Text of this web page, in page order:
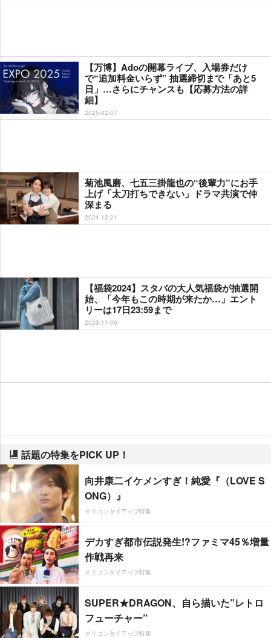
【万博】Adoの開幕ライブ、入場券だけ
で“追加料金いらず” 抽選締切まで「あと5
日」…さらにチャンスも【応募方法の詳
細】
2025-02-07
菊池風磨、七五三掛龍也の“後輩力”にお手
上げ「太刀打ちできない」ドラマ共演で仲
深まる
2024-12-21
【福袋2024】スタバの大人気福袋が抽選開
始、「今年もこの時期が来たか…」エント
リーは17日23:59まで
2023-11-06
話題の特集をPICK UP！
向井康二イケメンすぎ！純愛『（LOVE S
ONG）』
オリコンタイアップ特集
デカすぎ都市伝説発生!?ファミマ45％増量
作戦再来
オリコンタイアップ特集
SUPER★DRAGON、自ら描いた”レトロ
フューチャー”
オリコンタイアップ特集